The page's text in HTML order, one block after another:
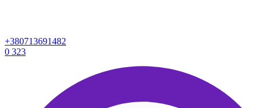
+380713691482
0 323